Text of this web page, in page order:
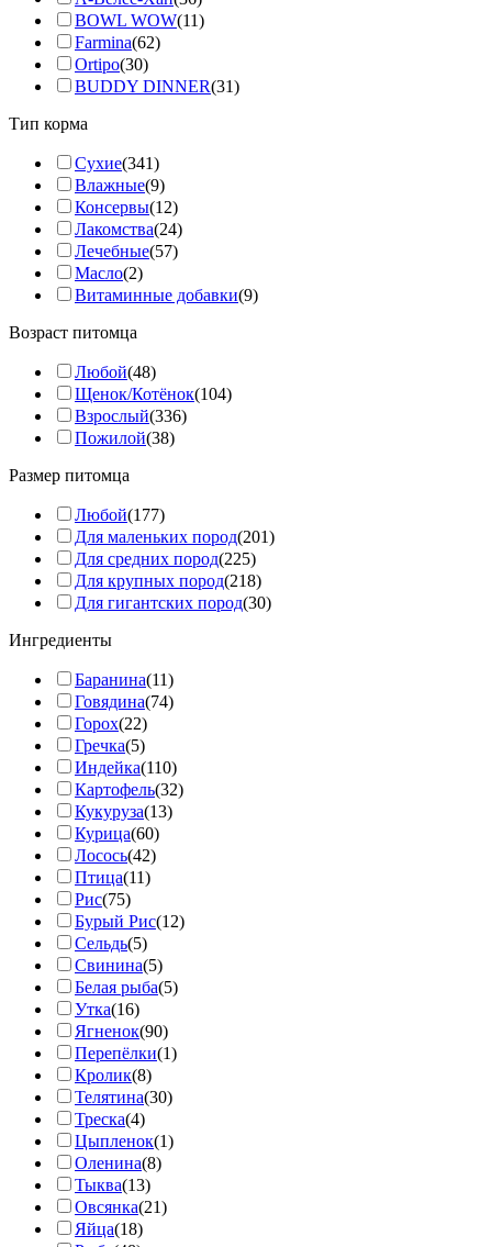
BOWL WOW(11)
Farmina(62)
Ortipo(30)
BUDDY DINNER(31)
Тип корма
Сухие(341)
Влажные(9)
Консервы(12)
Лакомства(24)
Лечебные(57)
Масло(2)
Витаминные добавки(9)
Возраст питомца
Любой(48)
Щенок/Котёнок(104)
Взрослый(336)
Пожилой(38)
Размер питомца
Любой(177)
Для маленьких пород(201)
Для средних пород(225)
Для крупных пород(218)
Для гигантских пород(30)
Ингредиенты
Баранина(11)
Говядина(74)
Горох(22)
Гречка(5)
Индейка(110)
Картофель(32)
Кукуруза(13)
Курица(60)
Лосось(42)
Птица(11)
Рис(75)
Бурый Рис(12)
Сельдь(5)
Свинина(5)
Белая рыба(5)
Утка(16)
Ягненок(90)
Перепёлки(1)
Кролик(8)
Телятина(30)
Треска(4)
Цыпленок(1)
Оленина(8)
Тыква(13)
Овсянка(21)
Яйца(18)